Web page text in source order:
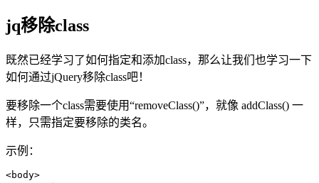
jq移除class
既然已经学习了如何指定和添加class，那么让我们也学习一下
如何通过jQuery移除class吧！
要移除一个class需要使用“removeClass()”，就像 addClass() 一
样，只需指定要移除的类名。
示例：
<body>